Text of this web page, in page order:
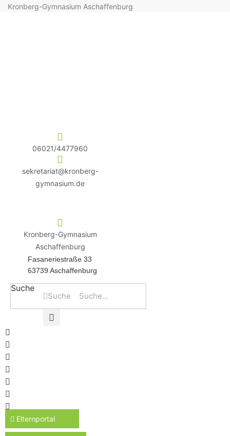
Kronberg-Gymnasium Aschaffenburg
06021/4477960
sekretariat@kronberg-
gymnasium.de
Kronberg-Gymnasium
Aschaffenburg
Fasaneriestraße 33
63739 Aschaffenburg
Suche
Suche
Elternportal